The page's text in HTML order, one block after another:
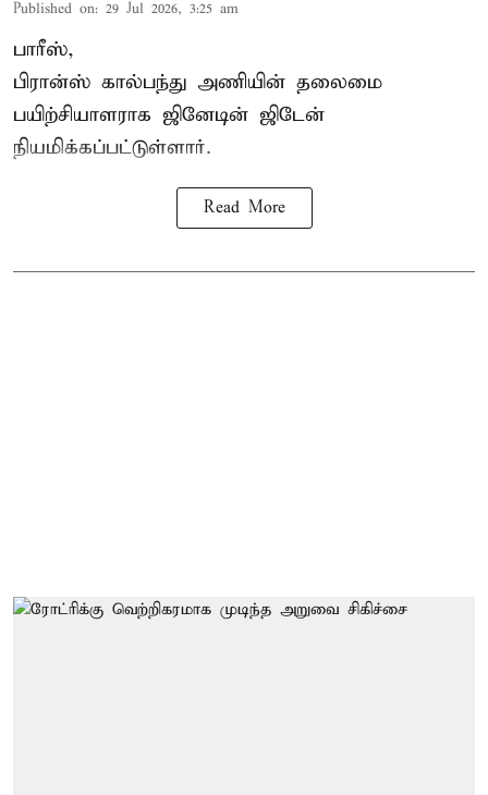
Published on: 29 Jul 2026, 3:25 am
பாரீஸ்,
பிரான்ஸ் கால்பந்து அணியின் தலைமை
பயிற்சியாளராக ஜினேடின் ஜிடேன்
நியமிக்கப்பட்டுள்ளார்.
Read More